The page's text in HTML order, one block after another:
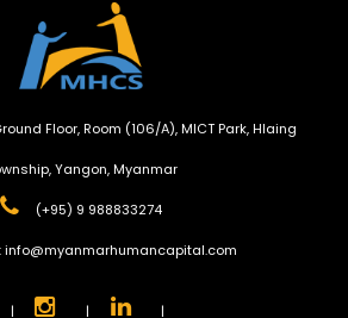
Floor, Room (106/A), MICT Park, Hlaing
Yangon, Myanmar
(+95) 9 988833274
info@myanmarhumancapital.com
| | |